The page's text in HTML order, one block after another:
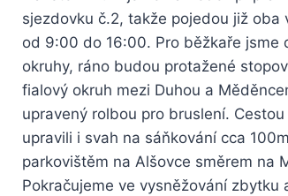
sjezdovku č.2, takže pojedou již oba
od 9:00 do 16:00. Pro běžkaře jsme
okruhy, ráno budou protažené
fialový okruh mezi Duhou a
upravený rolbou pro bruslení. Cestou
upravili i svah na sáňkování cca
parkovištěm na Alšovce směrem na
Pokračujeme ve vysněžování zbytku